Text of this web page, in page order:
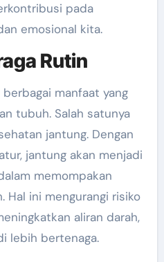
pada
emosional kita.
Rutin
manfaat yang
tubuh. Salah satunya
jantung. Dengan
jantung akan menjadi
memompakan
Hal ini mengurangi risiko
aliran darah,
lebih bertenaga.